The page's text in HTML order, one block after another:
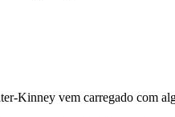
Kinney vem carregado com